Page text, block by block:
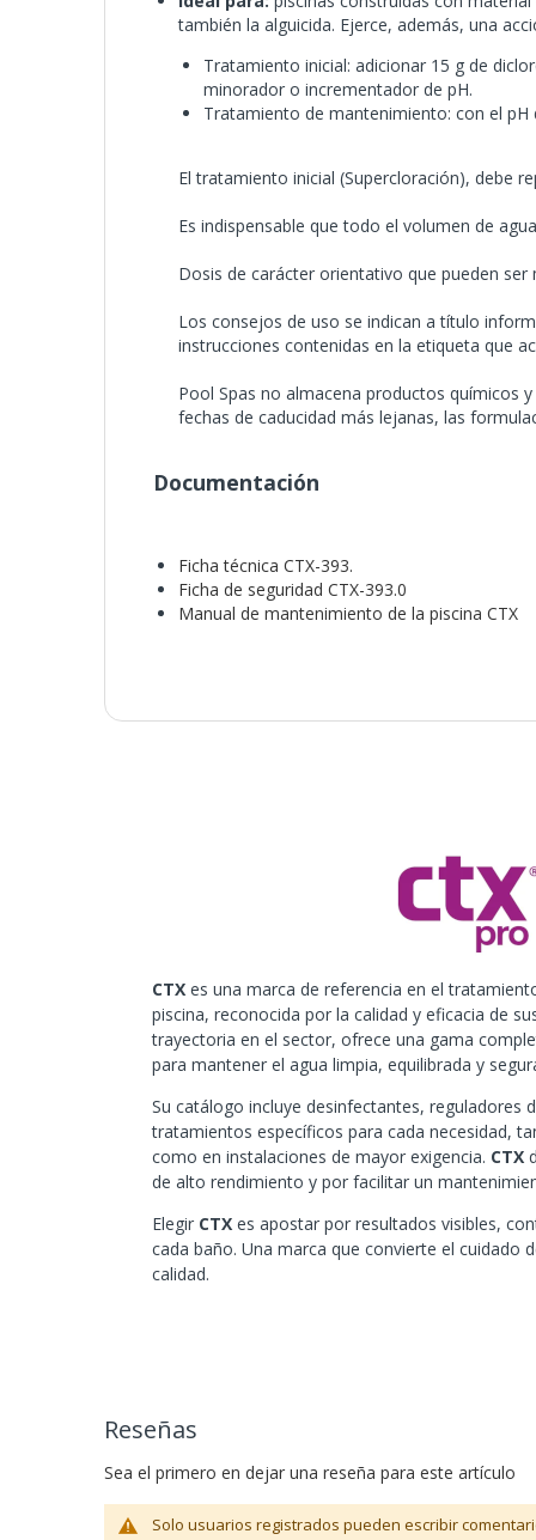
también la alguicida. Ejerce, además, una
Tratamiento inicial: adicionar 15 g de
minorador o incrementador de pH.
Tratamiento de mantenimiento: con el pH
El tratamiento inicial (Supercloración), debe
Es indispensable que todo el volumen de
Dosis de carácter orientativo que pueden
Los consejos de uso se indican a título
instrucciones contenidas en la etiqueta que
Pool Spas no almacena productos químicos
fechas de caducidad más lejanas, las
Documentación
Ficha técnica CTX-393.
Ficha de seguridad CTX-393.0
Manual de mantenimiento de la piscina CTX
CTX es una marca de referencia en el
piscina, reconocida por la calidad y eficacia de
trayectoria en el sector, ofrece una gama
para mantener el agua limpia, equilibrada y
Su catálogo incluye desinfectantes, reguladores
tratamientos específicos para cada necesidad,
como en instalaciones de mayor exigencia. CTX
de alto rendimiento y por facilitar un
Elegir CTX es apostar por resultados visibles,
cada baño. Una marca que convierte el cuidado
calidad.
Reseñas
Sea el primero en dejar una reseña para este artículo
Solo usuarios registrados pueden escribir